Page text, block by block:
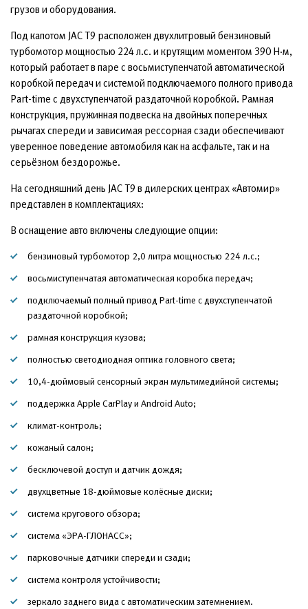
грузов и оборудования.
Под капотом JAC T9 расположен двухлитровый бензиновый
турбомотор мощностью 224 л.с. и крутящим моментом 390 Н·м,
который работает в паре с восьмиступенчатой автоматической
коробкой передач и системой подключаемого полного привода
Part-time с двухступенчатой раздаточной коробкой. Рамная
конструкция, пружинная подвеска на двойных поперечных
рычагах спереди и зависимая рессорная сзади обеспечивают
уверенное поведение автомобиля как на асфальте, так и на
серьёзном бездорожье.
На сегодняшний день JAC T9 в дилерских центрах «Автомир»
представлен в комплектациях:
В оснащение авто включены следующие опции:
бензиновый турбомотор 2,0 литра мощностью 224 л.с.;
восьмиступенчатая автоматическая коробка передач;
подключаемый полный привод Part-time с двухступенчатой
раздаточной коробкой;
рамная конструкция кузова;
полностью светодиодная оптика головного света;
10,4-дюймовый сенсорный экран мультимедийной системы;
поддержка Apple CarPlay и Android Auto;
климат-контроль;
кожаный салон;
бесключевой доступ и датчик дождя;
двухцветные 18-дюймовые колёсные диски;
система кругового обзора;
система «ЭРА-ГЛОНАСС»;
парковочные датчики спереди и сзади;
система контроля устойчивости;
зеркало заднего вида с автоматическим затемнением.